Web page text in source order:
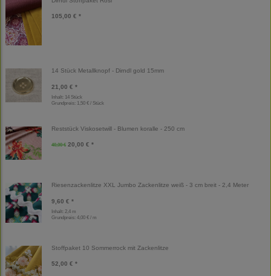
105,00 € *
14 Stück Metallknopf - Dirndl gold 15mm
21,00 € *
Inhalt: 14 Stück
Grundpreis: 1,50 € / Stück
Reststück Viskosetwill - Blumen koralle - 250 cm
40,00 € 20,00 € *
Riesenzackenlitze XXL Jumbo Zackenlitze weiß - 3 cm breit - 2,4 Meter
9,60 € *
Inhalt: 2,4 m
Grundpreis: 4,00 € / m
Stoffpaket 10 Sommerrock mit Zackenlitze
52,00 € *